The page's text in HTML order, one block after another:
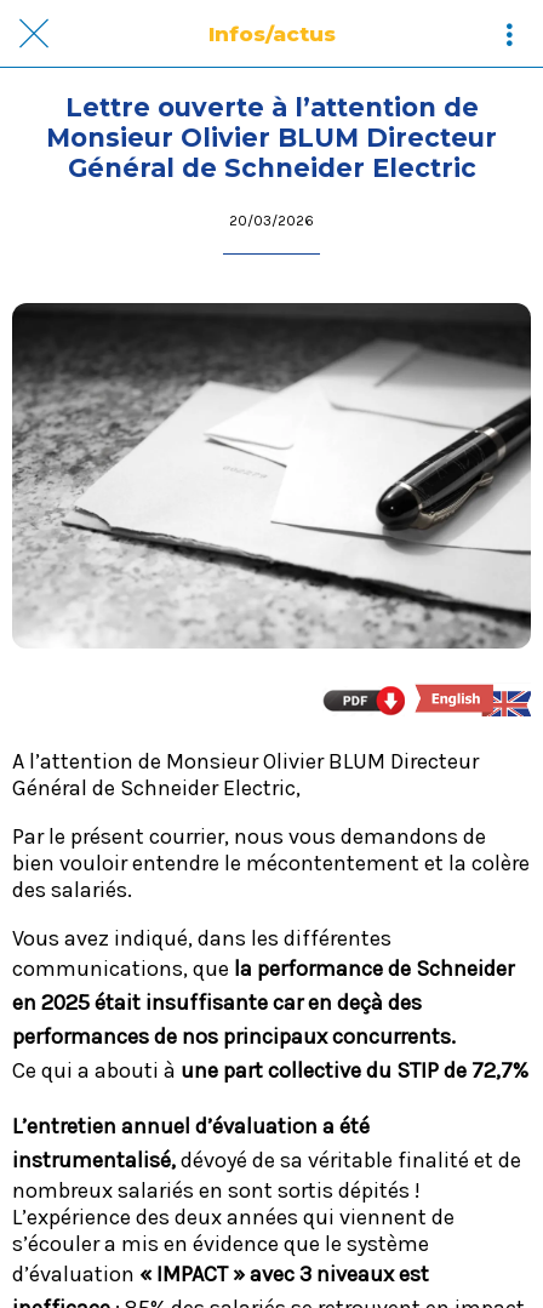
Infos/actus
Lettre ouverte à l’attention de
Monsieur Olivier BLUM Directeur
Général de Schneider Electric
20/03/2026
A l’attention de Monsieur Olivier BLUM Directeur
Général de Schneider Electric,
Par le présent courrier, nous vous demandons de
bien vouloir entendre le mécontentement et la colère
des salariés.
Vous avez indiqué, dans les différentes
communications, que la performance de Schneider
en 2025 était insuffisante car en deçà des
performances de nos principaux concurrents.
Ce qui a abouti à une part collective du STIP de 72,7%
L’entretien annuel d’évaluation a été
instrumentalisé,dévoyé de sa véritable finalité et de
nombreux salariés en sont sortis dépités !
L’expérience des deux années qui viennent de
s’écouler a mis en évidence que le système
d’évaluation « IMPACT » avec 3 niveaux est